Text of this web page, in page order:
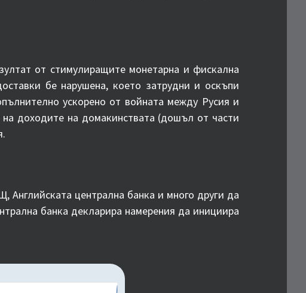
от стимулиращите монетарна и фискална
бе нарушена, което затрудни и оскъпи
ускорено от войната между Русия и
доходите на домакинствата (дошъл от части
централна банка и много други да
банка декларира намерения да инициира